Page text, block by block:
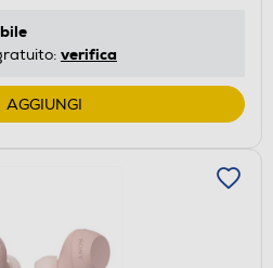
verifica
AGGIUNGI